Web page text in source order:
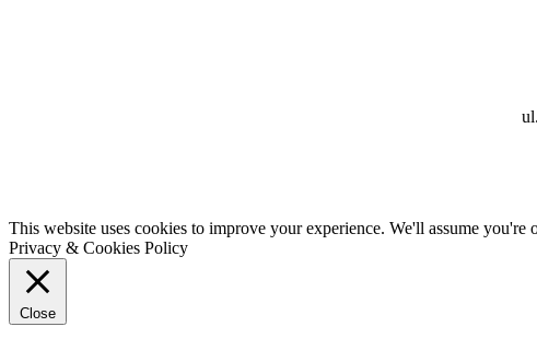
This website uses cookies to improve your experience. We'll assume
Privacy & Cookies Policy
Close